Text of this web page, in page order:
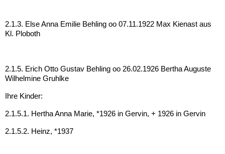
2.1.3. Else Anna Emilie Behling oo 07.11.1922 Max Kienast aus
Kl. Ploboth
2.1.5. Erich Otto Gustav Behling oo 26.02.1926 Bertha Auguste
Wilhelmine Gruhlke
Ihre Kinder:
2.1.5.1. Hertha Anna Marie, *1926 in Gervin, + 1926 in Gervin
2.1.5.2. Heinz, *1937